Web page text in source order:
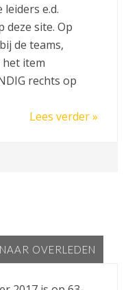
leiders e.d.
deze site. Op
de teams,
item
rechts op
Lees verder »
OVERLEDEN